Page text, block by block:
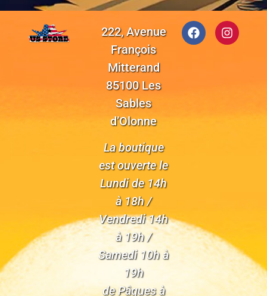
222, Avenue
François
Mitterand
85100 Les
Sables
d’Olonne
La boutique
est ouverte le
Lundi de 14h
à 18h /
Vendredi 14h
à 19h /
Samedi 10h à
19h
de Pâques à